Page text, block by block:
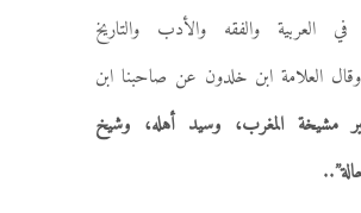
العربية والفقه والأدب والتاريخ
العلامة ابن خلدون عن صاحبنا ابن
مشيخة المغرب، وسيد أهله، وشيخ
..